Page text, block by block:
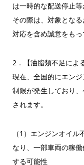
は一時的な配送停止等
その際は、対象とな
対応を含め誠意をもっ
2．【油脂類不足によ
現在、全国的にエン
制限が発生しており
されます。
（1）エンジンオイ
なり、一部車両の稼
する可能性